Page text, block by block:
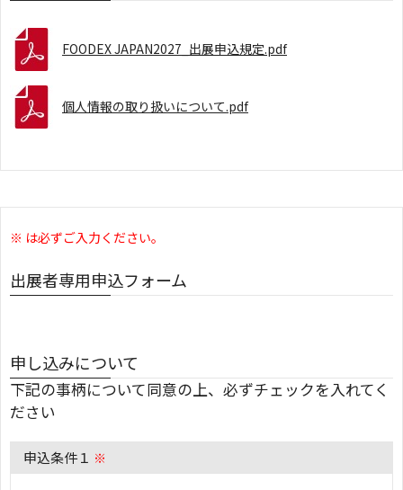
FOODEX JAPAN2027_出展申込規定.pdf
個人情報の取り扱いについて.pdf
※ は必ずご入力ください。
出展者専用申込フォーム
申し込みについて
下記の事柄について同意の上、必ずチェックを入れてく
ださい
申込条件１ ※